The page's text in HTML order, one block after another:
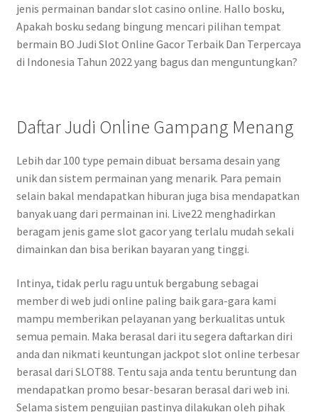
jenis permainan bandar slot casino online. Hallo bosku,
Apakah bosku sedang bingung mencari pilihan tempat
bermain BO Judi Slot Online Gacor Terbaik Dan Terpercaya
di Indonesia Tahun 2022 yang bagus dan menguntungkan?
Daftar Judi Online Gampang Menang
Lebih dar 100 type pemain dibuat bersama desain yang
unik dan sistem permainan yang menarik. Para pemain
selain bakal mendapatkan hiburan juga bisa mendapatkan
banyak uang dari permainan ini. Live22 menghadirkan
beragam jenis game slot gacor yang terlalu mudah sekali
dimainkan dan bisa berikan bayaran yang tinggi.
Intinya, tidak perlu ragu untuk bergabung sebagai
member di web judi online paling baik gara-gara kami
mampu memberikan pelayanan yang berkualitas untuk
semua pemain. Maka berasal dari itu segera daftarkan diri
anda dan nikmati keuntungan jackpot slot online terbesar
berasal dari SLOT88. Tentu saja anda tentu beruntung dan
mendapatkan promo besar-besaran berasal dari web ini.
Selama sistem pengujian pastinya dilakukan oleh pihak